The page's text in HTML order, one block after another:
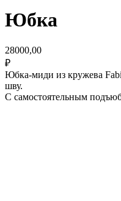
Юбка
28000,00
₽
Юбка-миди из кружева
шву.
С самостоятельным